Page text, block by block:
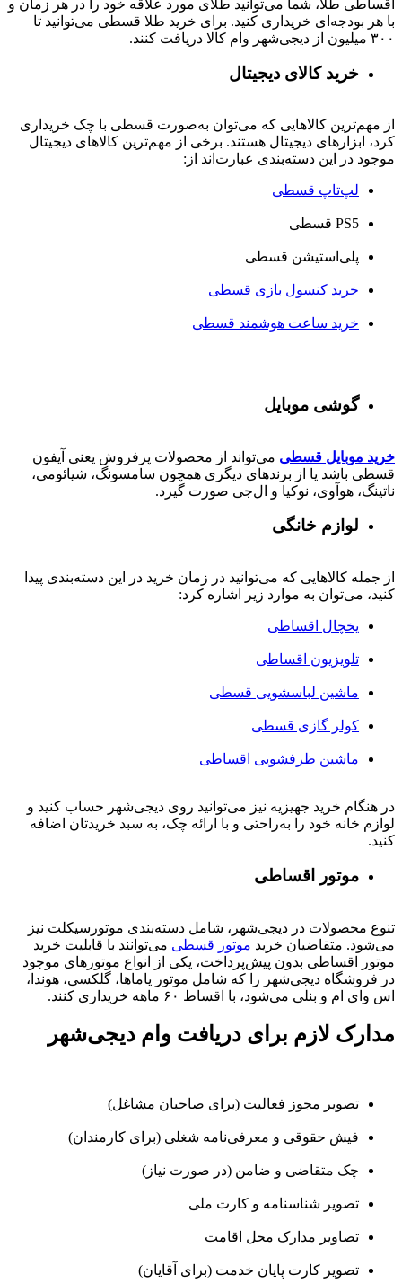
اقساطی طلا، شما می‌توانید طلای مورد علاقه خود را در هر زمان و
با هر بودجه‌ای خریداری کنید. برای خرید طلا قسطی می‌توانید تا
۳۰۰ میلیون از دیجی‌شهر وام کالا دریافت کنند.
خرید کالای دیجیتال
از مهم‌ترین کالاهایی که می‌توان به‌صورت قسطی با چک خریداری
کرد، ابزارهای دیجیتال هستند. برخی از مهم‌ترین کالاهای دیجیتال
موجود در این دسته‌بندی عبارت‌اند از:
لپ‌تاپ قسطی
PS5 قسطی
پلی‌استیشن قسطی
خرید کنسول بازی قسطی
خرید ساعت هوشمند قسطی
گوشی موبایل
خرید موبایل قسطی می‌تواند از محصولات پرفروش یعنی آیفون
قسطی باشد یا از برندهای دیگری همچون سامسونگ، شیائومی،
ناتینگ، هوآوی، نوکیا و ال‌جی صورت گیرد.
لوازم خانگی
از جمله کالاهایی که می‌توانید در زمان خرید در این دسته‌بندی پیدا
کنید، می‌توان به موارد زیر اشاره کرد:
یخچال اقساطی
تلویزیون اقساطی
ماشین لباسشویی قسطی
کولر گازی قسطی
ماشین ظرفشویی اقساطی
در هنگام خرید جهیزیه نیز می‌توانید روی دیجی‌شهر حساب کنید و
لوازم خانه خود را به‌راحتی و با ارائه چک، به سبد خریدتان اضافه
کنید.
موتور اقساطی
تنوع محصولات در دیجی‌شهر، شامل دسته‌بندی موتورسیکلت نیز
می‌شود. متقاضیان خرید موتور قسطی می‌توانند با قابلیت خرید
موتور اقساطی بدون پیش‌پرداخت، یکی از انواع موتورهای موجود
در فروشگاه دیجی‌شهر را که شامل موتور یاماها، گلکسی، هوندا،
اس وای ام و بنلی می‌شود، با اقساط ۶۰ ماهه خریداری کنند.
مدارک لازم برای دریافت وام دیجی‌شهر
تصویر مجوز فعالیت (برای صاحبان مشاغل)
فیش حقوقی و معرفی‌نامه شغلی (برای کارمندان)
چک متقاضی و ضامن (در صورت نیاز)
تصویر شناسنامه و کارت ملی
تصاویر مدارک محل اقامت
تصویر کارت پایان خدمت (برای آقایان)